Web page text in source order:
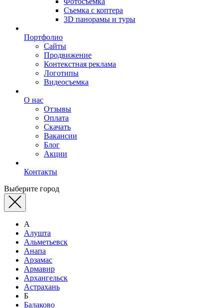
Съемка с коптера
3D панорамы и туры
Портфолио
Сайты
Продвижение
Контекстная реклама
Логотипы
Видеосъемка
О нас
Отзывы
Оплата
Скачать
Вакансии
Блог
Акции
Контакты
Выберите город
А
Алушта
Альметьевск
Анапа
Арзамас
Армавир
Архангельск
Астрахань
Б
Балаково